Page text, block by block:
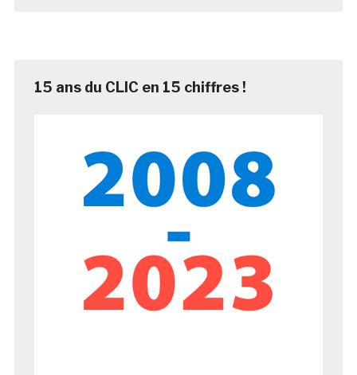
15 ans du CLIC en 15 chiffres !